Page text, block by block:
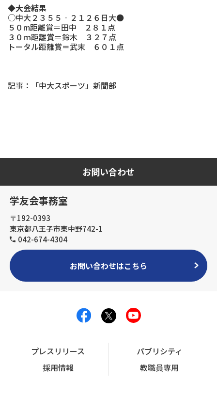
◆大会結果
○中大２３５５‐２１２６日大●
５０m距離賞＝田中 ２８１点
３０ｍ距離賞＝鈴木 ３２７点
トータル距離賞＝武末 ６０１点
記事：「中大スポーツ」新聞部
お問い合わせ
学友会事務室
〒192-0393
東京都八王子市東中野742-1
042-674-4304
お問い合わせはこちら
プレスリリース
パブリシティ
採用情報
教職員専用